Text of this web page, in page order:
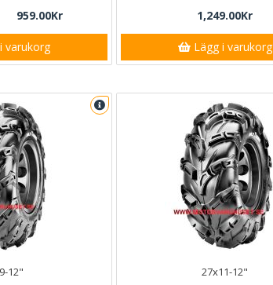
959.00Kr
varukorg
1,249.00Kr
Lägg i varukorg
12" 27x11-12"